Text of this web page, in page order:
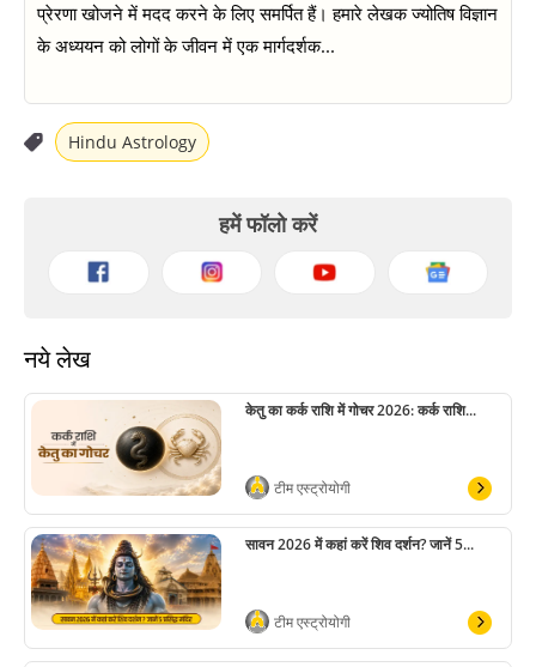
प्रेरणा खोजने में मदद करने के लिए समर्पित हैं। हमारे लेखक ज्योतिष विज्ञान
के अध्ययन को लोगों के जीवन में एक मार्गदर्शक...
Hindu Astrology
हमें फॉलो करें
नये लेख
केतु का कर्क राशि में गोचर 2026: कर्क राशि...
टीम एस्ट्रोयोगी
सावन 2026 में कहां करें शिव दर्शन? जानें 5...
टीम एस्ट्रोयोगी